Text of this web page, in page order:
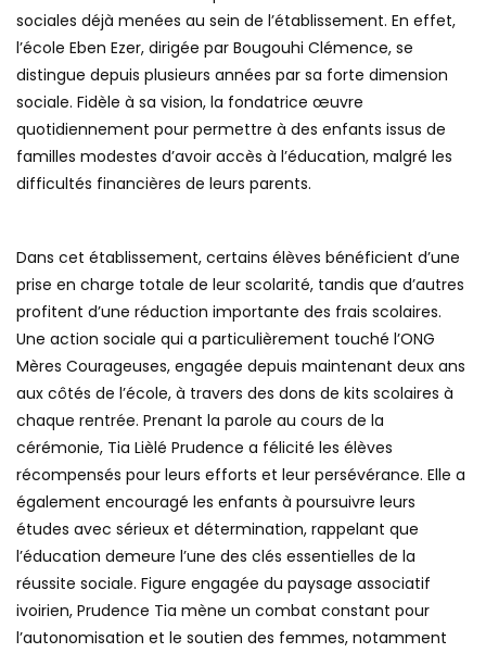
sociales déjà menées au sein de l’établissement. En effet,
l’école Eben Ezer, dirigée par Bougouhi Clémence, se
distingue depuis plusieurs années par sa forte dimension
sociale. Fidèle à sa vision, la fondatrice œuvre
quotidiennement pour permettre à des enfants issus de
familles modestes d’avoir accès à l’éducation, malgré les
difficultés financières de leurs parents.
Dans cet établissement, certains élèves bénéficient d’une
prise en charge totale de leur scolarité, tandis que d’autres
profitent d’une réduction importante des frais scolaires.
Une action sociale qui a particulièrement touché l’ONG
Mères Courageuses, engagée depuis maintenant deux ans
aux côtés de l’école, à travers des dons de kits scolaires à
chaque rentrée. Prenant la parole au cours de la
cérémonie, Tia Lièlé Prudence a félicité les élèves
récompensés pour leurs efforts et leur persévérance. Elle a
également encouragé les enfants à poursuivre leurs
études avec sérieux et détermination, rappelant que
l’éducation demeure l’une des clés essentielles de la
réussite sociale. Figure engagée du paysage associatif
ivoirien, Prudence Tia mène un combat constant pour
l’autonomisation et le soutien des femmes, notamment